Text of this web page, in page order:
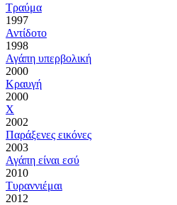
Τραύμα
1997
Αντίδοτο
1998
Αγάπη υπερβολική
2000
Κραυγή
2000
Χ
2002
Παράξενες εικόνες
2003
Αγάπη είναι εσύ
2010
Τυραννιέμαι
2012